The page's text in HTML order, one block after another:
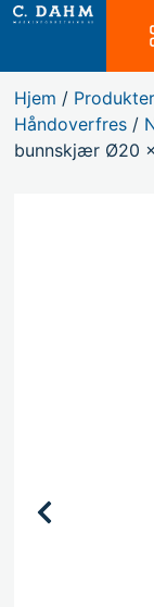
Hjem / Produkter
Håndoverfres /
bunnskjær Ø20